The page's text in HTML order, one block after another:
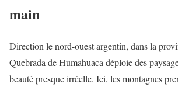
main
Direction le nord-ouest argentin, dans la
Quebrada de Humahuaca déploie des
beauté presque irréelle. Ici, les montagnes